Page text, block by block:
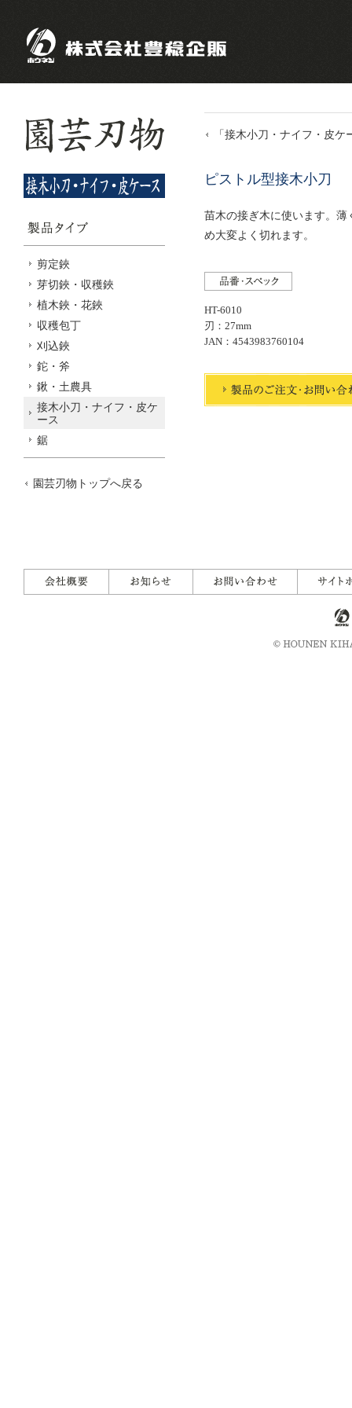
「接木小刀・ナイフ・皮
ピストル型接木小刀
苗木の接ぎ木に使います。薄
め大変よく切れます。
HT-6010
刃：27mm
JAN：4543983760104
剪定鋏
芽切鋏・収穫鋏
植木鋏・花鋏
収穫包丁
刈込鋏
鉈・斧
鍬・土農具
接木小刀・ナイフ・皮ケ
ース
鋸
園芸刃物トップへ戻る